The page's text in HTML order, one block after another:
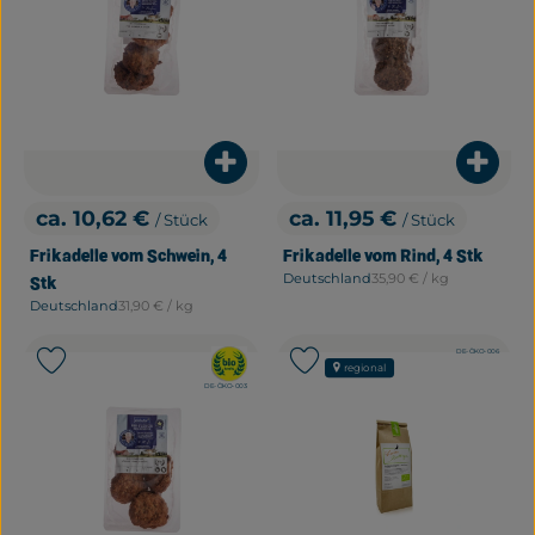
, Preis:
ca. 10,62 € / Stück
Frikadelle vom Schwein, 4
Stk
, Herkunft:
Deutschland, Referenzpreis:
31,90 € / kg
Produkt zum Warenkorb
, Preis:
ca. 11,95 € / Stück
Frikadelle vom Rind, 4 Stk
, Herkunft:
Deutschland, Referenzpreis:
35,90 € / kg
, Verband:
, Kontrollstelle:
DE-ÖKO-003
Produkt zu Favouriten hinzufügen
, Kontrollstelle:
DE-ÖKO-006
regional
Produkt zu Favouriten